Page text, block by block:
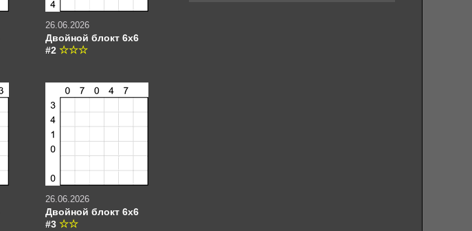
26.06.2026
Двойной блокт 6х6
#2
26.06.2026
Двойной блокт 6х6
#3